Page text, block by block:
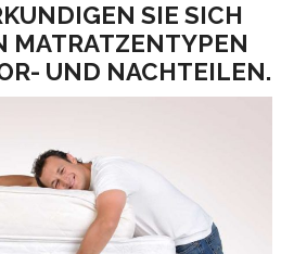
SIE SICH
MATRATZENTYPEN
UND NACHTEILEN.